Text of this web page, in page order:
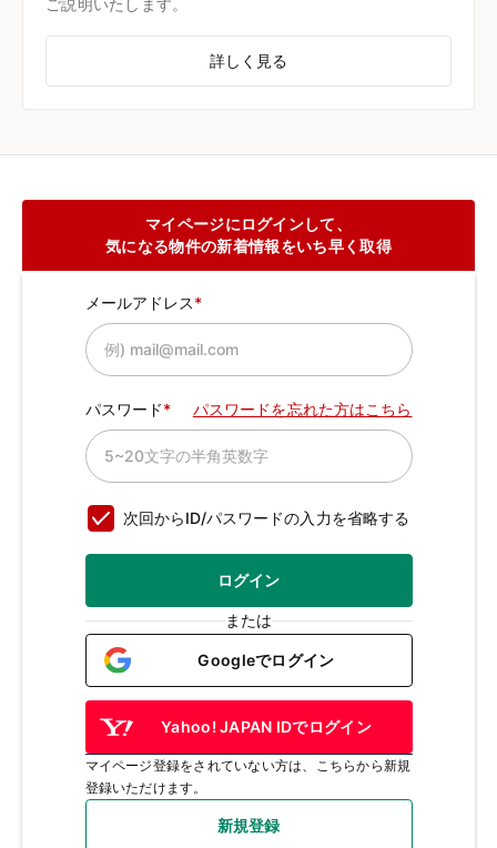
ご説明いたします。
詳しく見る
マイページにログインして、
気になる物件の新着情報をいち早く取得
メールアドレス
パスワード パスワードを忘れた方はこちら
次回からID/パスワードの入力を省略する
ログイン
または
Googleでログイン
Yahoo! JAPAN IDでログイン
マイページ登録をされていない方は、こちらから新規
登録いただけます。
新規登録